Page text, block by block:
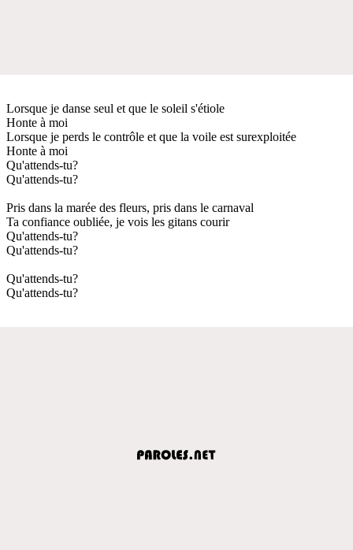
Lorsque je danse seul et que le soleil s'étiole
Honte à moi
Lorsque je perds le contrôle et que la voile est surexploitée
Honte à moi
Qu'attends-tu?
Qu'attends-tu?
Pris dans la marée des fleurs, pris dans le carnaval
Ta confiance oubliée, je vois les gitans courir
Qu'attends-tu?
Qu'attends-tu?
Qu'attends-tu?
Qu'attends-tu?